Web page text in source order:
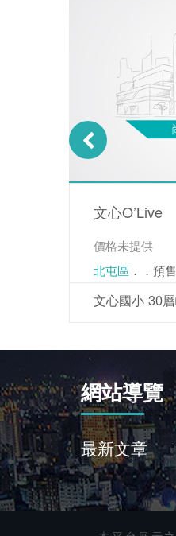
文心O’Live
價格未提供
北屯區 ．．預
文心國小 30
網站導覽
最新文章